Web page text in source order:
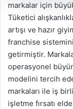
markalar için
Tüketici
artışı ve hazır
franchise
getirmiştir.
operasyonel
modelini tercih
markaları ile iş
işletme fırsatı